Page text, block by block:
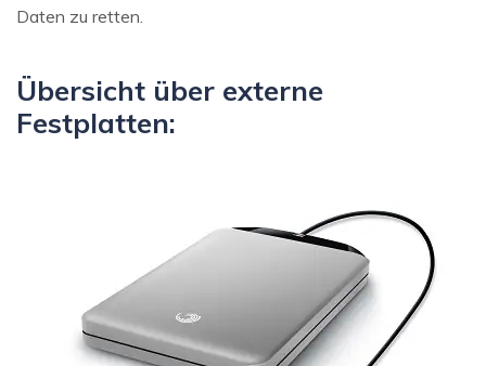
Daten zu retten.
Übersicht über externe
Festplatten: